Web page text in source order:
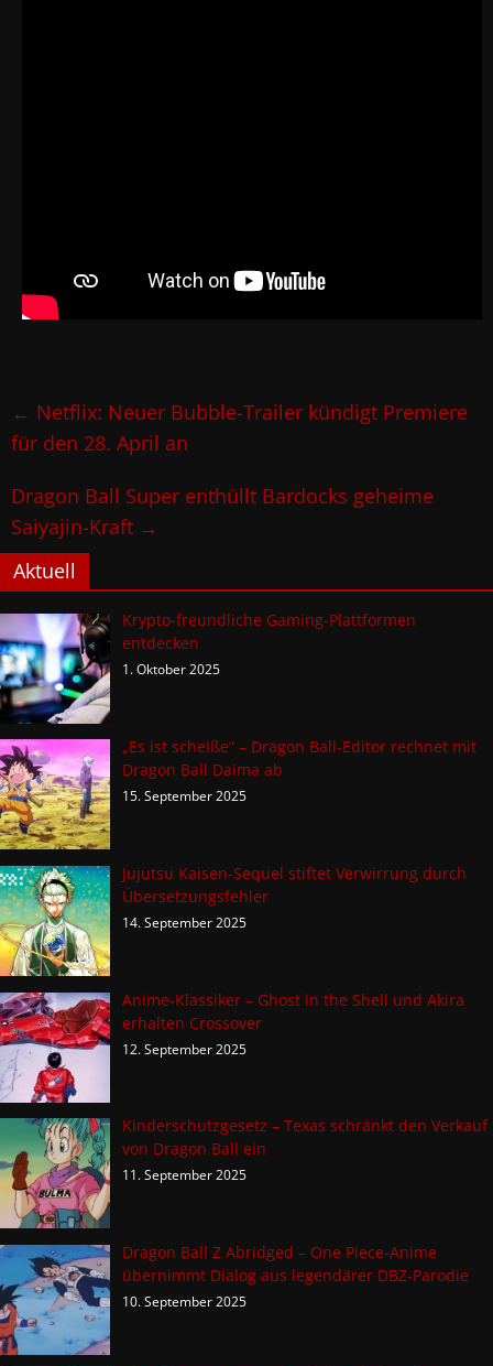
← Netflix: Neuer Bubble-Trailer kündigt Premiere
für den 28. April an
Dragon Ball Super enthüllt Bardocks geheime
Saiyajin-Kraft →
Aktuell
Krypto-freundliche Gaming-Plattformen
entdecken
1. Oktober 2025
„Es ist scheiße“ – Dragon Ball-Editor rechnet mit
Dragon Ball Daima ab
15. September 2025
Jujutsu Kaisen-Sequel stiftet Verwirrung durch
Übersetzungsfehler
14. September 2025
Anime-Klassiker – Ghost in the Shell und Akira
erhalten Crossover
12. September 2025
Kinderschutzgesetz – Texas schränkt den Verkauf
von Dragon Ball ein
11. September 2025
Dragon Ball Z Abridged – One Piece-Anime
übernimmt Dialog aus legendärer DBZ-Parodie
10. September 2025